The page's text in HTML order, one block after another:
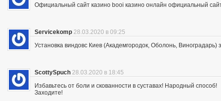
Официальный сайт казино booi казино онлайн официальный
Servicekomp 28.03.2020 в 09:25
Установка виндовс Киев (Академгородок, Оболонь, Виноградарь)
ScottySpuch 28.03.2020 в 18:45
Избавьтесь от боли и скованности в суставах! Народный способ!
Заходите!